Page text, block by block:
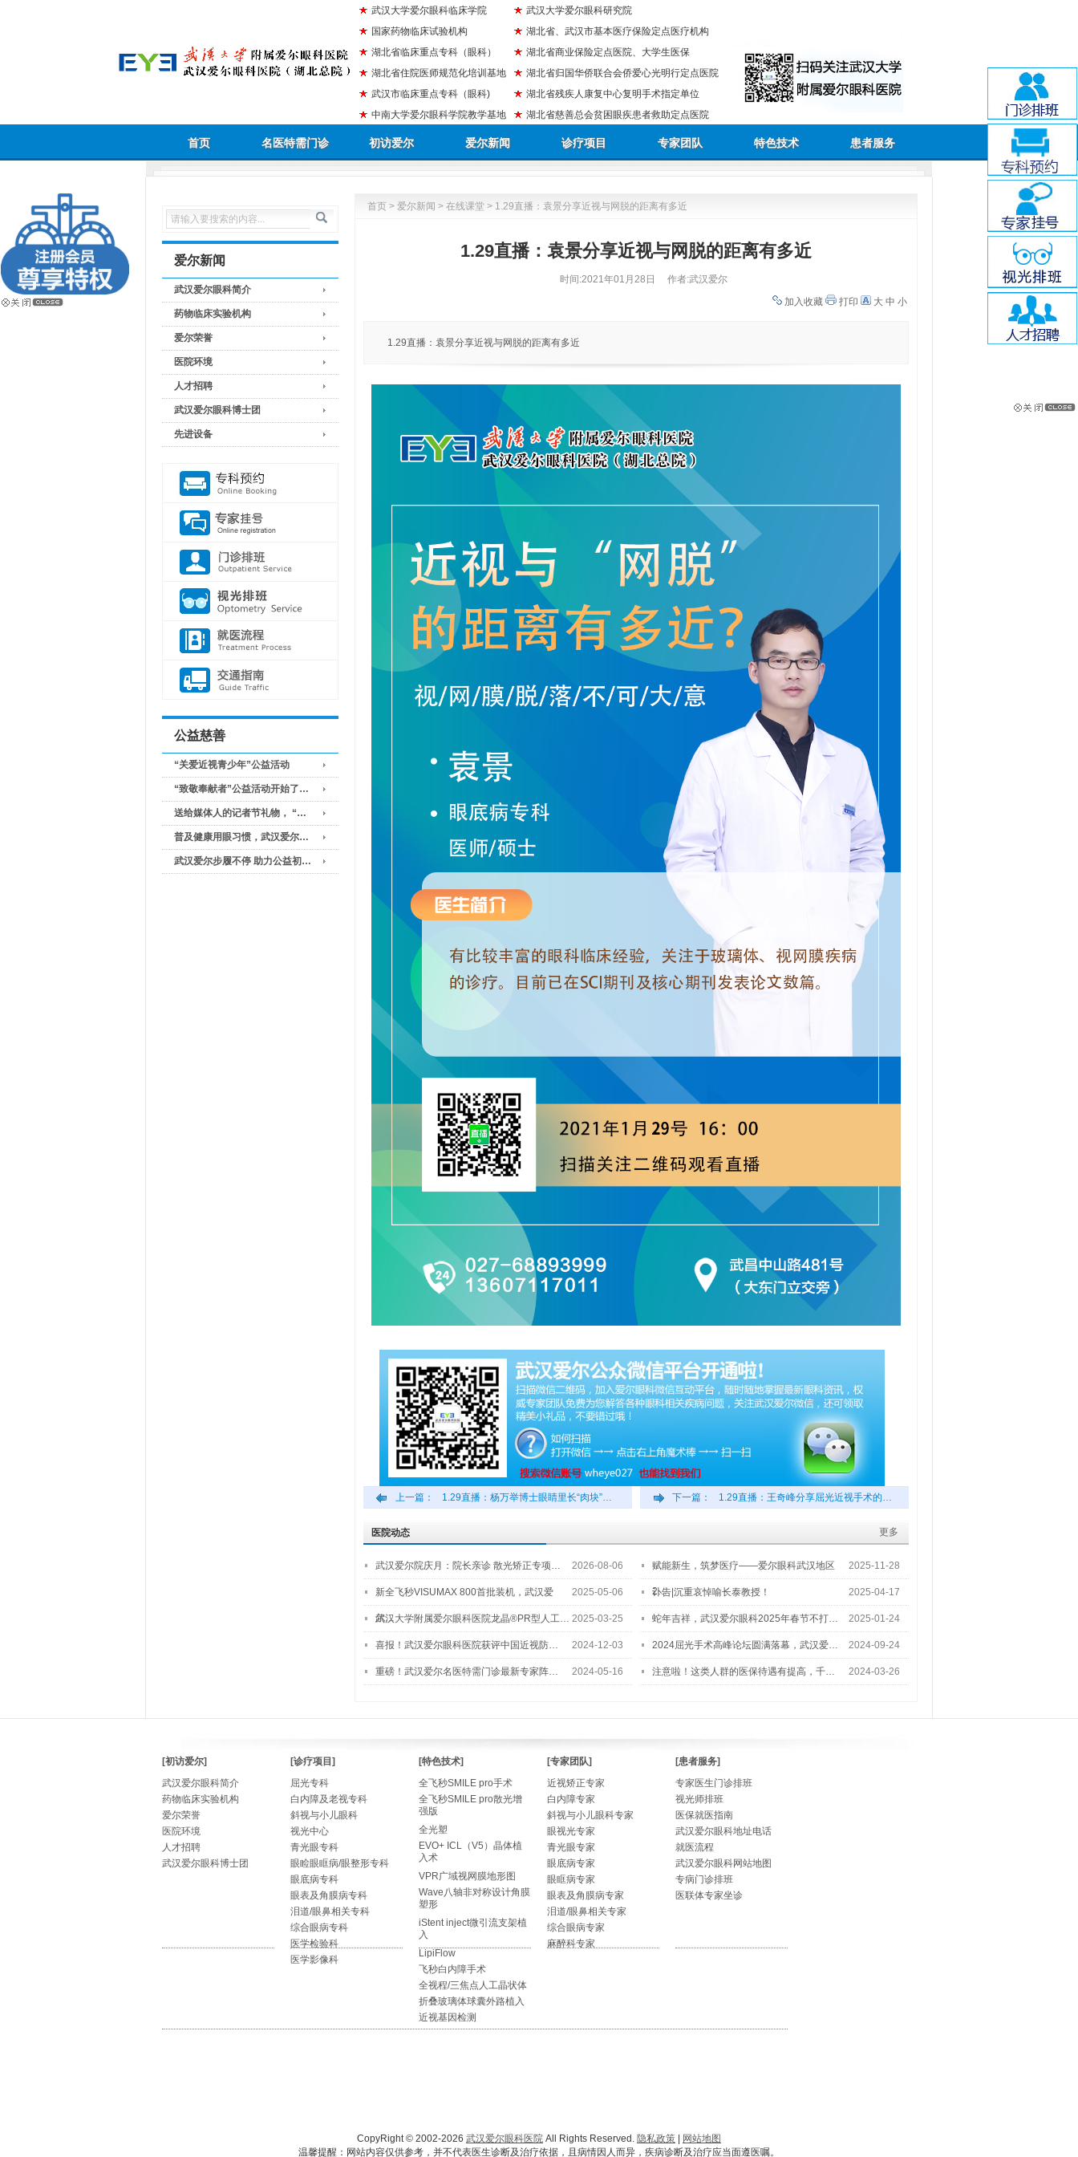
武汉大学爱尔眼科临床学院
国家药物临床试验机构
湖北省临床重点专科（眼科）
湖北省住院医师规范化培训基地
武汉市临床重点专科（眼科)
中南大学爱尔眼科学院教学基地
武汉大学爱尔眼科研究院
湖北省、武汉市基本医疗保险定点医疗机构
湖北省商业保险定点医院、大学生医保
湖北省归国华侨联合会侨爱心光明行定点医院
湖北省残疾人康复中心复明手术指定单位
湖北省慈善总会贫困眼疾患者救助定点医院
首页 名医特需门诊 初访爱尔 爱尔新闻 诊疗项目 专家团队 特色技术 患者服务
爱尔新闻
武汉爱尔眼科简介
药物临床实验机构
爱尔荣誉
医院环境
人才招聘
武汉爱尔眼科博士团
先进设备
公益慈善
“关爱近视青少年”公益活动
“致敬奉献者”公益活动开始了…
送给媒体人的记者节礼物， “…
普及健康用眼习惯，武汉爱尔…
武汉爱尔步履不停 助力公益初…
首页 > 爱尔新闻 > 在线课堂 > 1.29直播：袁景分享近视与网脱的距离有多近
1.29直播：袁景分享近视与网脱的距离有多近
时间:2021年01月28日
作者:武汉爱尔
加入收藏
打印 大 中 小
1.29直播：袁景分享近视与网脱的距离有多近
上一篇： 1.29直播：杨万举博士眼睛里长“肉块”… 下一篇： 1.29直播：王奇峰分享屈光近视手术的…
更多
医院动态
武汉爱尔院庆月：院长亲诊 散光矫正专项… 2026-08-06 赋能新生，筑梦医疗——爱尔眼科武汉地区
2…
2025-11-28
新全飞秒VISUMAX 800首批装机，武汉爱
尔…
2025-05-06 讣告|沉重哀悼喻长泰教授！ 2025-04-17
武汉大学附属爱尔眼科医院龙晶®PR型人工… 2025-03-25 蛇年吉祥，武汉爱尔眼科2025年春节不打… 2025-01-24
喜报！武汉爱尔眼科医院获评中国近视防… 2024-12-03 2024屈光手术高峰论坛圆满落幕，武汉爱… 2024-09-24
重磅！武汉爱尔名医特需门诊最新专家阵… 2024-05-16 注意啦！这类人群的医保待遇有提高，千… 2024-03-26
[初访爱尔]
武汉爱尔眼科简介
药物临床实验机构
爱尔荣誉
医院环境
人才招聘
武汉爱尔眼科博士团
[诊疗项目]
屈光专科
白内障及老视专科
斜视与小儿眼科
视光中心
青光眼专科
眼睑眼眶病/眼整形专科
眼底病专科
眼表及角膜病专科
泪道/眼鼻相关专科
综合眼病专科
医学检验科
医学影像科
[特色技术]
全飞秒SMILE pro手术
全飞秒SMILE pro散光增
强版
全光塑
EVO+ ICL（V5）晶体植
入术
VPR广域视网膜地形图
Wave八轴非对称设计角膜
塑形
iStent inject微引流支架植
入
LipiFlow
飞秒白内障手术
全视程/三焦点人工晶状体
折叠玻璃体球囊外路植入
近视基因检测
[专家团队]
近视矫正专家
白内障专家
斜视与小儿眼科专家
眼视光专家
青光眼专家
眼底病专家
眼眶病专家
眼表及角膜病专家
泪道/眼鼻相关专家
综合眼病专家
麻醉科专家
[患者服务]
专家医生门诊排班
视光师排班
医保就医指南
武汉爱尔眼科地址电话
就医流程
武汉爱尔眼科网站地图
专病门诊排班
医联体专家坐诊
CopyRight © 2002-2026 武汉爱尔眼科医院 All Rights Reserved. 隐私政策
网站地图
温馨提醒：网站内容仅供参考，并不代表医生诊断及治疗依据，且病情因人而异，疾病诊断及治疗应当面遵医嘱。